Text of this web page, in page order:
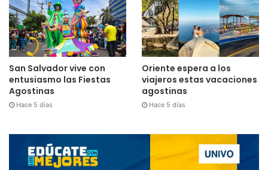
San Salvador vive con
entusiasmo las Fiestas
Agostinas
Hace 5 días
Oriente espera a los
viajeros estas vacaciones
agostinas
Hace 5 días